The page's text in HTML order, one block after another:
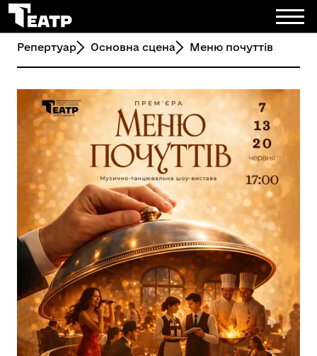
Репертуар Основна сцена Меню почуттів